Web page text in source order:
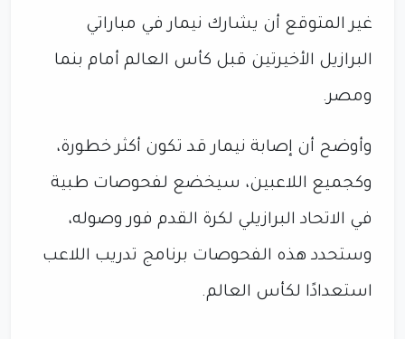
غير المتوقع أن يشارك نيمار في مباراتي
البرازيل الأخيرتين قبل كأس العالم أمام بنما
ومصر.
وأوضح أن إصابة نيمار قد تكون أكثر خطورة،
وكجميع اللاعبين، سيخضع لفحوصات طبية
في الاتحاد البرازيلي لكرة القدم فور وصوله،
وستحدد هذه الفحوصات برنامج تدريب اللاعب
استعدادًا لكأس العالم.